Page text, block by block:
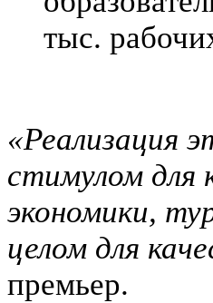
тыс.
«Реализация
стимулом для
экономики,
целом для
премьер.